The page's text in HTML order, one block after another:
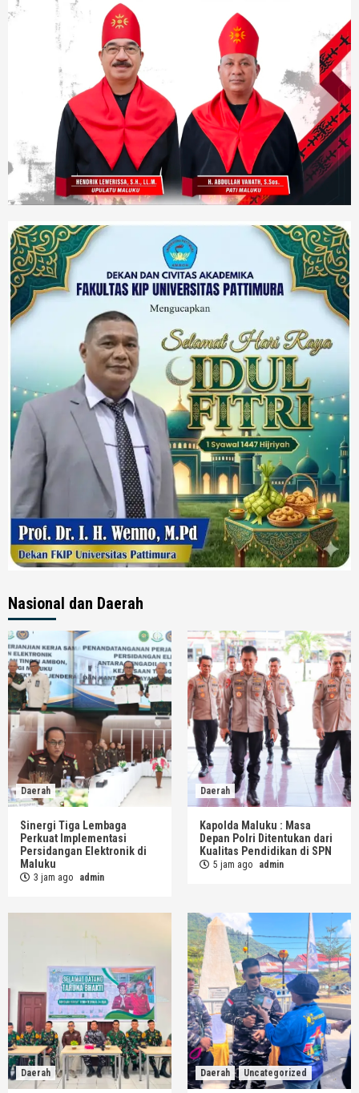
Nasional dan Daerah
Daerah
Sinergi Tiga Lembaga
Perkuat Implementasi
Persidangan Elektronik di
Maluku
3 jam ago admin
Daerah
Kapolda Maluku : Masa
Depan Polri Ditentukan dari
Kualitas Pendidikan di SPN
5 jam ago admin
Daerah Daerah Uncategorized